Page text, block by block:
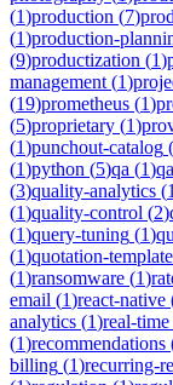
(1)production (7)
(1)production-
(9)productization (1)
management (1)
(19)prometheus (1)
(5)proprietary (1)
(1)punchout-catalog (
(1)python (5)qa (1)
(3)quality-analytics (1
(1)quality-control (2)
(1)query-tuning (1)
(1)quotation-
(1)ransomware (1)
email (1)react-native
analytics (1)real-time
(1)recommendations
billing (1)recurring-